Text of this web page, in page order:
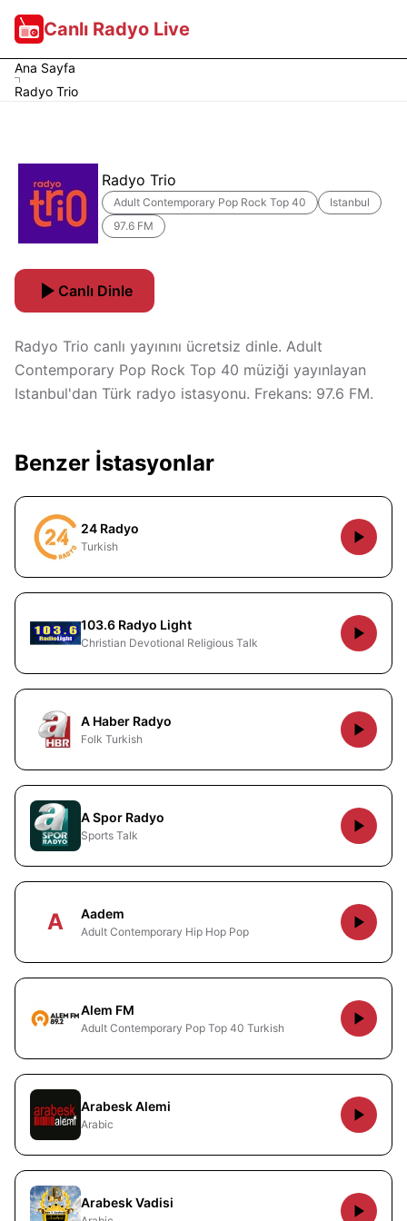
Canlı Radyo Live
Ana Sayfa
Radyo Trio
Radyo Trio
Adult Contemporary Pop Rock Top 40
Istanbul
97.6 FM
Canlı Dinle
Radyo Trio canlı yayınını ücretsiz dinle. Adult
Contemporary Pop Rock Top 40 müziği yayınlayan
Istanbul'dan Türk radyo istasyonu. Frekans: 97.6 FM.
Benzer İstasyonlar
24 Radyo
Turkish
103.6 Radyo Light
Christian Devotional Religious Talk
A Haber Radyo
Folk Turkish
A Spor Radyo
Sports Talk
A Aadem
Adult Contemporary Hip Hop Pop
Alem FM
Adult Contemporary Pop Top 40 Turkish
Arabesk Alemi
Arabic
Arabesk Vadisi